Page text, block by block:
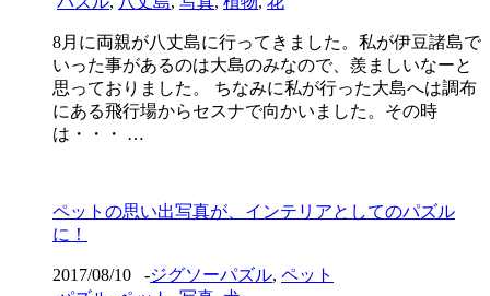
8月に両親が八丈島に行ってきました。私が伊豆諸島で
いった事があるのは大島のみなので、羨ましいなーと
思っておりました。 ちなみに私が行った大島へは調布
にある飛行場からセスナで向かいました。その時
は・・・ …
ペットの思い出写真が、インテリアとしてのパズル
に！
2017/08/10 -ジグソーパズル, ペット